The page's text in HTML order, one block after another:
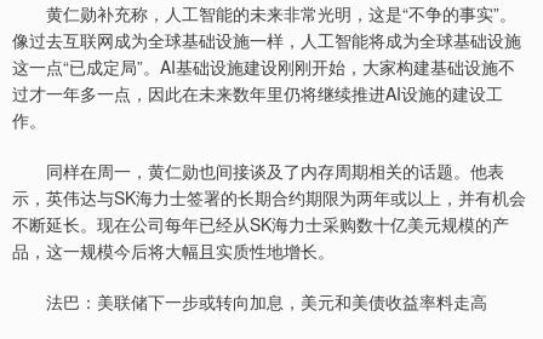
黄仁勋补充称，人工智能的未来非常光明，这是“不争的事实”。
像过去互联网成为全球基础设施一样，人工智能将成为全球基础设施
这一点“已成定局”。AI基础设施建设刚刚开始，大家构建基础设施不
过才一年多一点，因此在未来数年里仍将继续推进AI设施的建设工
作。
同样在周一，黄仁勋也间接谈及了内存周期相关的话题。他表
示，英伟达与SK海力士签署的长期合约期限为两年或以上，并有机会
不断延长。现在公司每年已经从SK海力士采购数十亿美元规模的产
品，这一规模今后将大幅且实质性地增长。
法巴：美联储下一步或转向加息，美元和美债收益率料走高